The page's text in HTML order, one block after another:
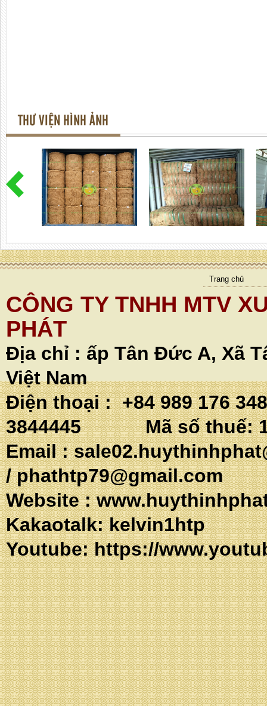
THƯ VIỆN HÌNH ẢNH
Trang chủ
CÔNG TY TNHH MTV
PHÁT
Địa chỉ : ấp Tân Đức A, Xã
Việt Nam
Điện thoại : +84 989 176
3844445 Mã số thuế:
Email :
/phathtp79@gmail.com
Website :
Kakaotalk:
Youtube:https://